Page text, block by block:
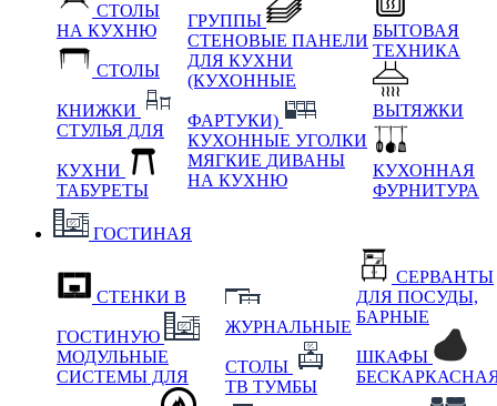
СТОЛЫ
НА КУХНЮ
СТОЛЫ
КНИЖКИ
СТУЛЬЯ ДЛЯ
КУХНИ
ТАБУРЕТЫ
ГРУППЫ
СТЕНОВЫЕ ПАНЕЛИ
ДЛЯ КУХНИ
(КУХОННЫЕ
ФАРТУКИ)
КУХОННЫЕ УГОЛКИ
МЯГКИЕ ДИВАНЫ
НА КУХНЮ
БЫТОВАЯ
ТЕХНИКА
ВЫТЯЖКИ
КУХОННАЯ
ФУРНИТУРА
ГОСТИНАЯ
СТЕНКИ В
ГОСТИНУЮ
МОДУЛЬНЫЕ
СИСТЕМЫ ДЛЯ
ЖУРНАЛЬНЫЕ
СТОЛЫ
ТВ ТУМБЫ
СЕРВАНТЫ
ДЛЯ ПОСУДЫ,
БАРНЫЕ
ШКАФЫ